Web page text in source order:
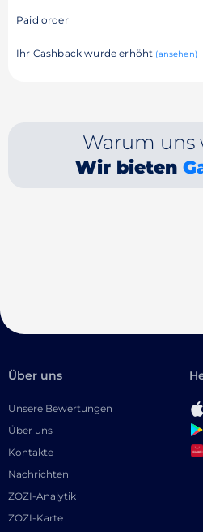
Paid order
Ihr Cashback wurde erhöht (ansehen)
Warum uns
Wir bieten
Über uns
Unsere Bewertungen
Über uns
Kontakte
Nachrichten
ZOZI-Analytik
ZOZI-Karte